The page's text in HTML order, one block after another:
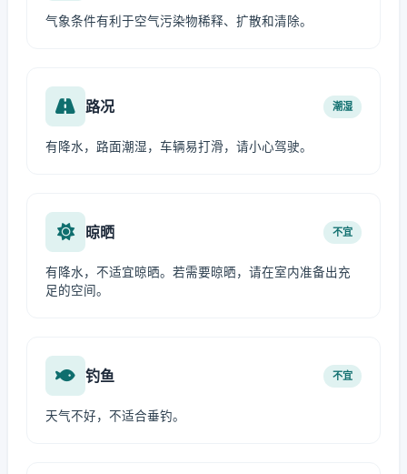
气象条件有利于空气污染物稀释、扩散和清除。
路况 潮湿
有降水，路面潮湿，车辆易打滑，请小心驾驶。
晾晒 不宜
有降水，不适宜晾晒。若需要晾晒，请在室内准备出充
足的空间。
钓鱼 不宜
天气不好，不适合垂钓。